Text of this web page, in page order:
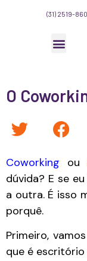
(31) 2519-
O
Coworking ou
dúvida? E se
a outra. É isso
porquê.
Primeiro,
que é